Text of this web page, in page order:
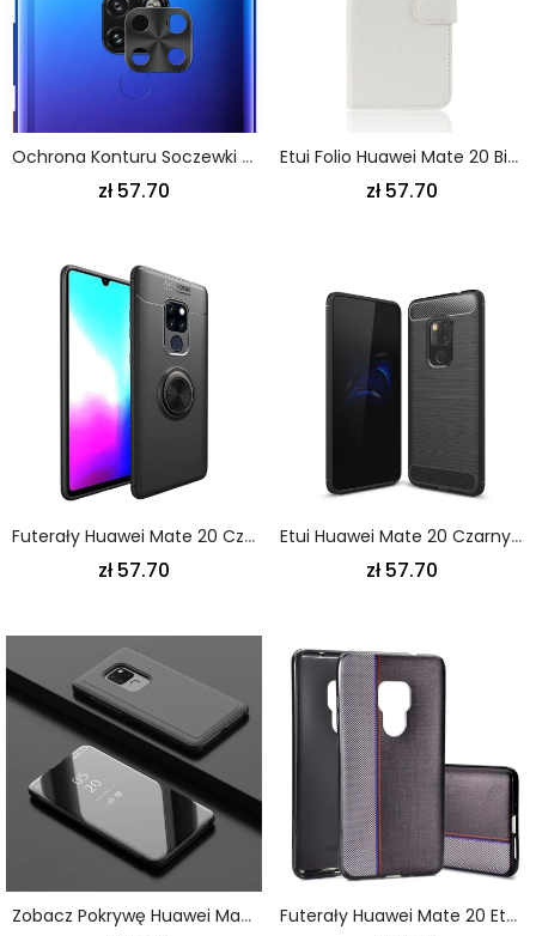
Ochrona Konturu Soczewki Huawei Mate 20 Różowy Czarny Hat Prince
zł 57.70
Etui Folio Huawei Mate 20 Biały Czarny Klasyczny
zł 57.70
Futerały Huawei Mate 20 Czerwony Czarny Obrotowy Pierścień
zł 57.70
Etui Huawei Mate 20 Czarny Szczotkowane Włókno Węglowe
zł 57.70
Zobacz Pokrywę Huawei Mate 20 Granatowy Czarny Lustro I Imitacja Skóry Futerały Huawei Mate 20 Etui Na Telefon Styl Dżinsowy